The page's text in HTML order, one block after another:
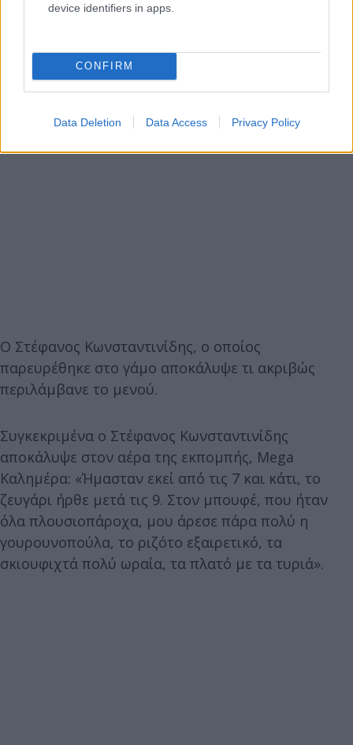
device identifiers in apps.
CONFIRM
Data Deletion Data Access Privacy Policy
Ο Στέφανος Κωνσταντινίδης, ο οποίος
παρευρέθηκε στο γάμο αποκάλυψε τι ακριβώς
περιλάμβανε το μενού.
Συγκεκριμένα ο Στέφανος Κωνσταντινίδης
αποκάλυψε στον αέρα της εκπομπής, Mega
Καλημέρα: «Ήμασταν εκεί από τις 7 και κάτι, το
ζευγάρι ήρθε μετά τις 9. Στον μπουφέ, που ήταν
όλα πλουσιοπάροχα, μου άρεσε πάρα πολύ η
γουρουνοπούλα, το ριζότο εξαιρετικό, τα
σκιουφιχτά πολύ ωραία, τα πλατό με τα τυριά».